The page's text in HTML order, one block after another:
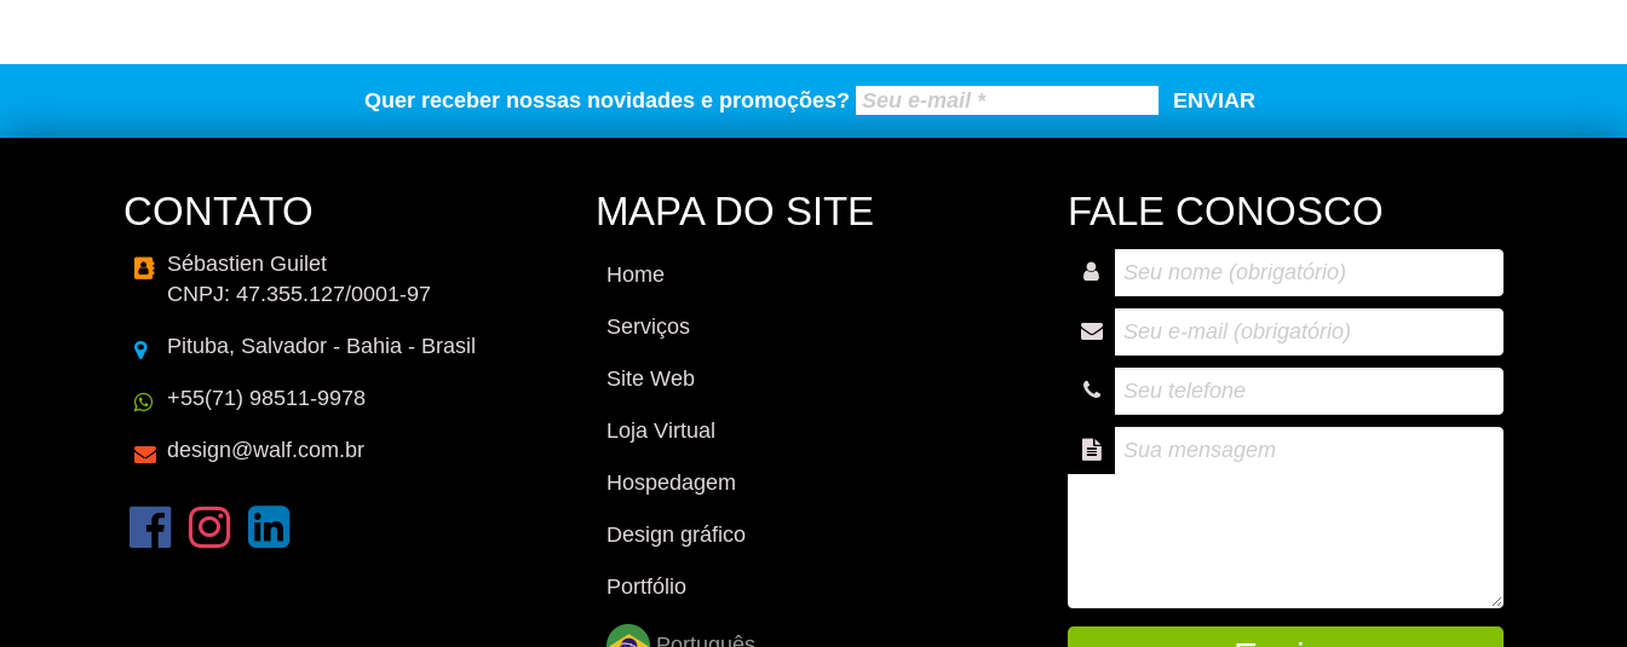
Quer receber nossas novidades e promoções?
CONTATO
Sébastien Guilet
CNPJ: 47.355.127/0001-97
Pituba, Salvador - Bahia - Brasil
+55(71) 98511-9978
design@walf.com.br
MAPA DO SITE
Home
Serviços
Site Web
Loja Virtual
Hospedagem
Design gráfico
Portfólio
FALE CONOSCO